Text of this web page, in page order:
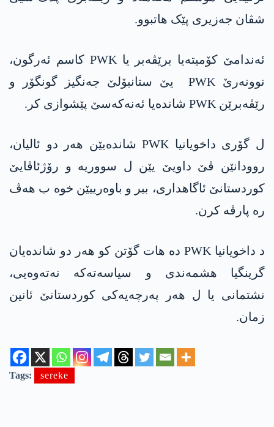
شڤان جەزیری پێک هاتبوو.
ئەندامێ کۆمیتەیا برێڤەبر یا PWK کاسم ئەرگون،
نوونەرێ PWK یێ ستانبۆلێ جەنگیز گونگۆر و
رێڤەبرێن PWK شاندەیا ئه‌نه‌كه‌سێ پێشوازی کر.
ل گۆری داخویانیا PWK شاندەیێن هەر دو ئالیان،
روودانێن ڤێ داویێ یێن ل سووریە و رۆژئاڤایێ
کوردستانێ ئاگاهداری، بیر و باوەرییێن خوە ب هەڤ
رە پارڤە کرن.
د داخویانیا PWK دە هات گۆتن کو هەر دو شاندەیان
گرینگیا هشمەندی و سیاسەتەکە نەتەوەیی،
نشتمانی یا ل هەر پەرچەیەکی کوردستانێ ئانین
زمان.
Tags: sereke